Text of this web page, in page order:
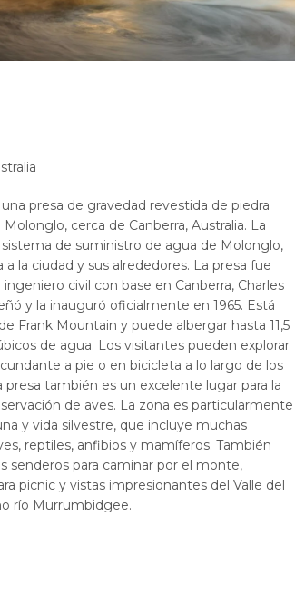
presa de gravedad revestida de piedra
cerca de Canberra, Australia. La
de suministro de agua de Molonglo,
la ciudad y sus alrededores. La presa fue
civil con base en Canberra, Charles
y la inauguró oficialmente en 1965. Está
Frank Mountain y puede albergar hasta 11,5
de agua. Los visitantes pueden explorar
a pie o en bicicleta a lo largo de los
presa también es un excelente lugar para la
de aves. La zona es particularmente
y vida silvestre, que incluye muchas
reptiles, anfibios y mamíferos. También
senderos para caminar por el monte,
picnic y vistas impresionantes del Valle del
río Murrumbidgee.